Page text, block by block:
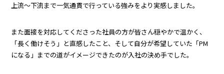
上流～下流まで一気通貫で行っている強みをより実感しました。
また面接を対応してくださった社員の方が皆さん穏やかで温かく、
「長く働けそう」と直感したこと、そして自分が希望していた「PM
になる」までの道がイメージできたのが入社の決め手でした。